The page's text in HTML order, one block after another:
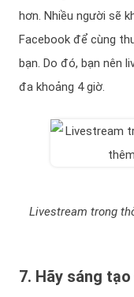
hơn. Nhiều người sẽ
Facebook để cùng
bạn. Do đó, bạn nên
đa khoảng 4 giờ.
Livestream trong
7. Hãy sáng